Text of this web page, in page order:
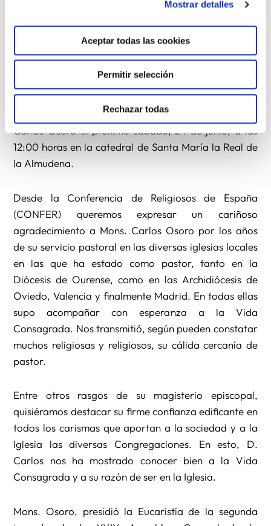
Mostrar detalles
Aceptar todas las cookies
Permitir selección
Rechazar todas
Iglesia que camina en Madrid, a Dios y al Santo
Padre, a los obispos, sacerdotes y diáconos y a todo
el laicado de la diócesis.
La archidiócesis de Madrid celebrará una Eucaristía
de acción de gracias por el ministerio del cardenal
Carlos Osoro el próximo sábado, 24 de junio, a las
12:00 horas en la catedral de Santa María la Real de
la Almudena.
Desde la Conferencia de Religiosos de España
(CONFER) queremos expresar un cariñoso
agradecimiento a Mons. Carlos Osoro por los años
de su servicio pastoral en las diversas iglesias locales
en las que ha estado como pastor, tanto en la
Diócesis de Ourense, como en las Archidiócesis de
Oviedo, Valencia y finalmente Madrid. En todas ellas
supo acompañar con esperanza a la Vida
Consagrada. Nos transmitió, según pueden constatar
muchos religiosas y religiosos, su cálida cercanía de
pastor.
Entre otros rasgos de su magisterio episcopal,
quisiéramos destacar su firme confianza edificante en
todos los carismas que aportan a la sociedad y a la
Iglesia las diversas Congregaciones. En esto, D.
Carlos nos ha mostrado conocer bien a la Vida
Consagrada y a su razón de ser en la Iglesia.
Mons. Osoro, presidió la Eucaristía de la segunda